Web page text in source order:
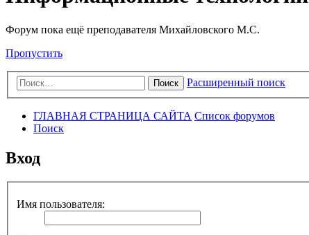
Форум пока ещё преподавателя Михайловского М.С.
Пропустить
Поиск Расширенный поиск
ГЛАВНАЯ СТРАНИЦА САЙТА Список форумов
Поиск
Вход
Имя пользователя: